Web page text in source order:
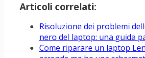
Articoli correlati:
Risoluzione dei problemi
nero del laptop: una guida
Come riparare un laptop